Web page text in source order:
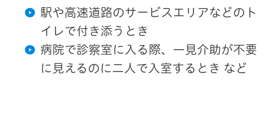
駅や高速道路のサービスエリアなどのト
イレで付き添うとき
病院で診察室に入る際、一見介助が不要
に見えるのに二人で入室するとき など